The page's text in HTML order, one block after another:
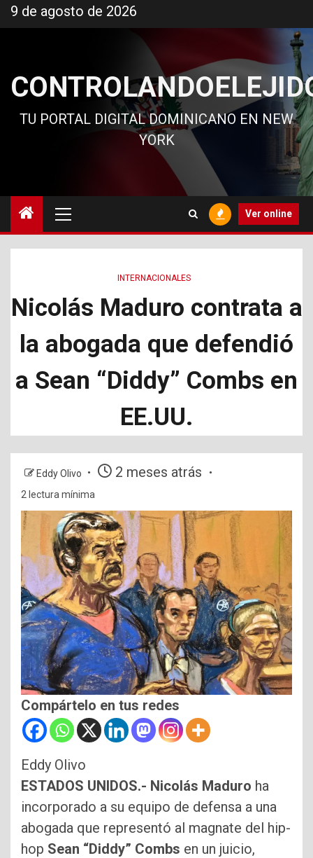
al
9 de agosto de 2026
TU PORTAL DIGITAL DOMINICANO EN NEW
YORK
principal
Ver online
INTERNACIONALES
Nicolás Maduro contrata a
la abogada que defendió
a Sean “Diddy” Combs en
EE.UU.
Eddy Olivo 2 meses atrás
2 lectura mínima
Compártelo en tus redes
Eddy Olivo
ESTADOS UNIDOS.- Nicolás Maduro ha
incorporado a su equipo de defensa a una
⁠abogada que representó al magnate del hip-
hop Sean “Diddy” Combs en un juicio,